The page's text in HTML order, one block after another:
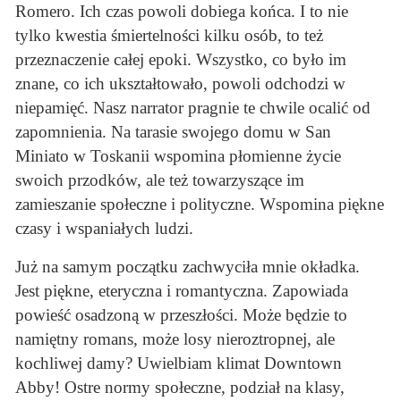
Romero. Ich czas powoli dobiega końca. I to nie
tylko kwestia śmiertelności kilku osób, to też
przeznaczenie całej epoki. Wszystko, co było im
znane, co ich ukształtowało, powoli odchodzi w
niepamięć. Nasz narrator pragnie te chwile ocalić od
zapomnienia. Na tarasie swojego domu w San
Miniato w Toskanii wspomina płomienne życie
swoich przodków, ale też towarzyszące im
zamieszanie społeczne i polityczne. Wspomina piękne
czasy i wspaniałych ludzi.
Już na samym początku zachwyciła mnie okładka.
Jest piękne, eteryczna i romantyczna. Zapowiada
powieść osadzoną w przeszłości. Może będzie to
namiętny romans, może losy nieroztropnej, ale
kochliwej damy? Uwielbiam klimat Downtown
Abby! Ostre normy społeczne, podział na klasy,